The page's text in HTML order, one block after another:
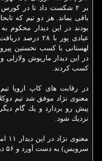
بر ۲ شكست داد تا در
بودند در این دیدار محكوم
عبادی پور با ۲۸
لهستانی با كسب نخستین
كسب كردند.
در رقابت های كاپ اروپا
پیش رو بردارد و یك گام
نزدیك شود.
سرویس) به دست آورد و ۵۶ درصد دریافت هایش موفق بود.